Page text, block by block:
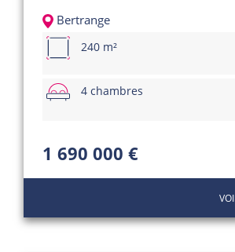
Bertrange
240 m²
4 chambres
1 690 000 €